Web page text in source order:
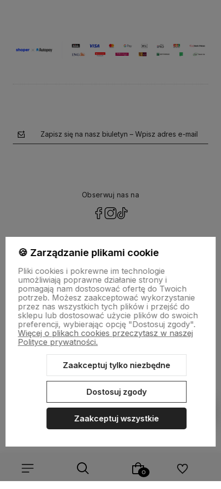
Zapisz się na nasz biuletyn – Wpisz adres e-mail
Obserwuj nas na
NASZA SELEKCJA
POMOC
KONTO
Sklep internetowy Shoper.pl Szablon Shoper Modern 3.0™
GrowCommerce
🍪 Zarządzanie plikami cookie
Pliki cookies i pokrewne im technologie
umożliwiają poprawne działanie strony i
pomagają nam dostosować ofertę do Twoich
potrzeb. Możesz zaakceptować wykorzystanie
przez nas wszystkich tych plików i przejść do
sklepu lub dostosować użycie plików do swoich
preferencji, wybierając opcję "Dostosuj zgody".
Więcej o plikach cookies przeczytasz w naszej
Polityce prywatności.
Zaakceptuj tylko niezbędne
Dostosuj zgody
Zaakceptuj wszystkie